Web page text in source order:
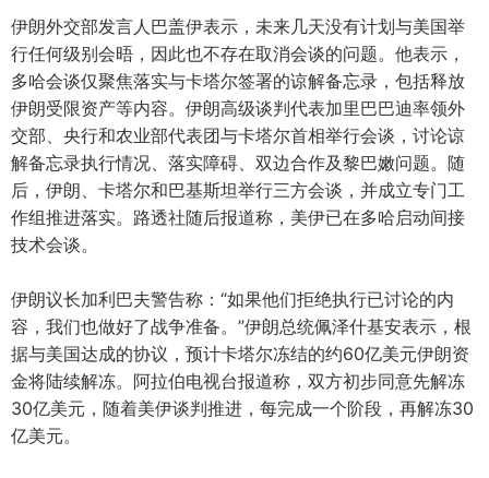
伊朗外交部发言人巴盖伊表示，未来几天没有计划与美国举
行任何级别会晤，因此也不存在取消会谈的问题。他表示，
多哈会谈仅聚焦落实与卡塔尔签署的谅解备忘录，包括释放
伊朗受限资产等内容。伊朗高级谈判代表加里巴巴迪率领外
交部、央行和农业部代表团与卡塔尔首相举行会谈，讨论谅
解备忘录执行情况、落实障碍、双边合作及黎巴嫩问题。随
后，伊朗、卡塔尔和巴基斯坦举行三方会谈，并成立专门工
作组推进落实。路透社随后报道称，美伊已在多哈启动间接
技术会谈。
伊朗议长加利巴夫警告称：“如果他们拒绝执行已讨论的内
容，我们也做好了战争准备。”伊朗总统佩泽什基安表示，根
据与美国达成的协议，预计卡塔尔冻结的约60亿美元伊朗资
金将陆续解冻。阿拉伯电视台报道称，双方初步同意先解冻
30亿美元，随着美伊谈判推进，每完成一个阶段，再解冻30
亿美元。